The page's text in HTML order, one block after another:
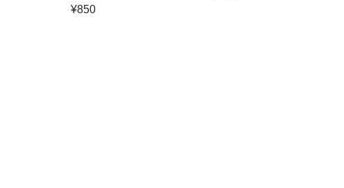
¥850